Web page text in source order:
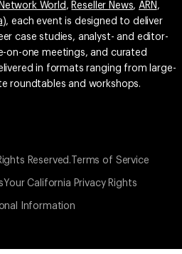
Network World , Reseller News,ARN ,
), each event is designed to deliver
case studies, analyst- and editor-
on-one meetings, and curated
in formats ranging from large-
roundtables and workshops.
Reserved. Terms of Service
Your California Privacy Rights
Information